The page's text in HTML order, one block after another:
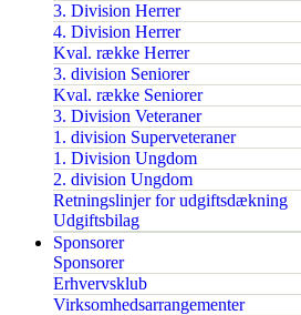
3. Division Herrer
4. Division Herrer
Kval. række Herrer
3. division Seniorer
Kval. række Seniorer
3. Division Veteraner
1. division Superveteraner
1. Division Ungdom
2. division Ungdom
Retningslinjer for udgiftsdækning
Udgiftsbilag
Sponsorer
Sponsorer
Erhvervsklub
Virksomhedsarrangementer